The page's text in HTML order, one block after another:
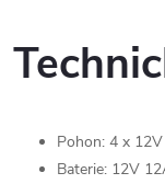
Pohon: 4 x
Baterie: 12V